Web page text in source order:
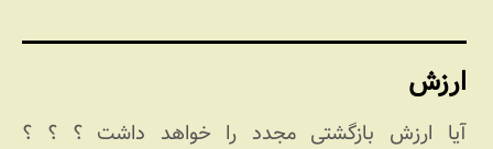
ارزش
آیا ارزش بازگشتی مجدد را خواهد داشت ؟ ؟ ؟